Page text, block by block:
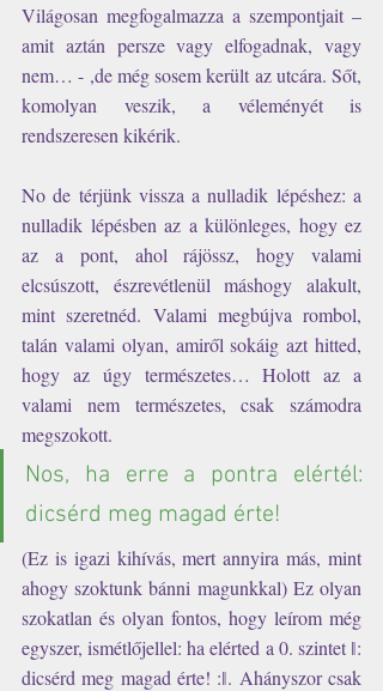
Világosan megfogalmazza a szempontjait –
amit aztán persze vagy elfogadnak, vagy
nem… - ,de még sosem került az utcára. Sőt,
komolyan veszik, a véleményét is
rendszeresen kikérik.
No de térjünk vissza a nulladik lépéshez: a
nulladik lépésben az a különleges, hogy ez
az a pont, ahol rájössz, hogy valami
elcsúszott, észrevétlenül máshogy alakult,
mint szeretnéd. Valami megbújva rombol,
talán valami olyan, amiről sokáig azt hitted,
hogy az úgy természetes… Holott az a
valami nem természetes, csak számodra
megszokott.
Nos, ha erre a pontra elértél:
dicsérd meg magad érte!
(Ez is igazi kihívás, mert annyira más, mint
ahogy szoktunk bánni magunkkal) Ez olyan
szokatlan és olyan fontos, hogy leírom még
egyszer, ismétlőjellel: ha elérted a 0. szintet ǁ:
dicsérd meg magad érte! :ǁ. Ahányszor csak